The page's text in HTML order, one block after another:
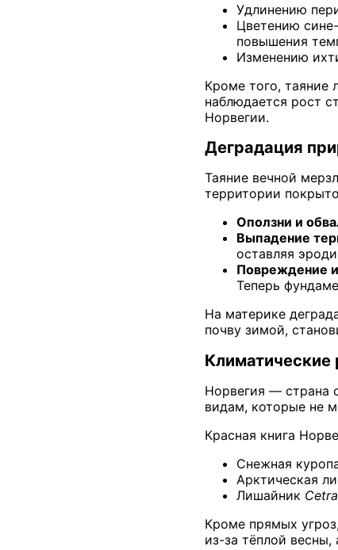
Удлинению
Цветению
повышения
Изменению
Кроме того, таяние
наблюдается рост
Норвегии.
Деградация
Таяние вечной
территории
Оползни и
Выпадение
оставляя
Повреждение
Теперь
На материке
почву зимой,
Климатические
Норвегия — страна
видам, которые не
Красная книга
Снежная
Арктическая
Лишайник
Кроме прямых
из-за тёплой